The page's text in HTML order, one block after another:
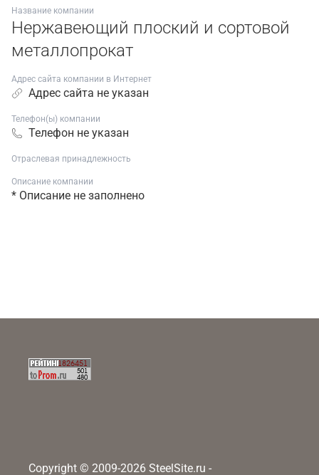
Название компании
Нержавеющий плоский и сортовой
металлопрокат
Адрес сайта компании в Интернет
Адрес сайта не указан
Телефон(ы) компании
Телефон не указан
Отраслевая принадлежность
Описание компании
* Описание не заполнено
Copyright © 2009-2026 SteelSite.ru -